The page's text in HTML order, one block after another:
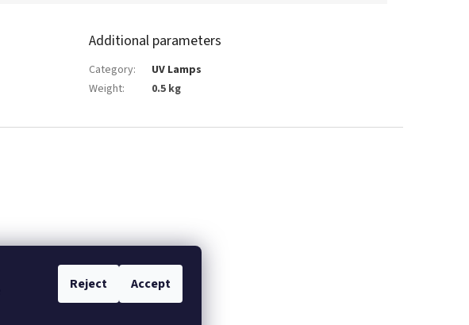
Reject Accept
Additional parameters
Category:
UV Lamps
Weight: 0.5 kg